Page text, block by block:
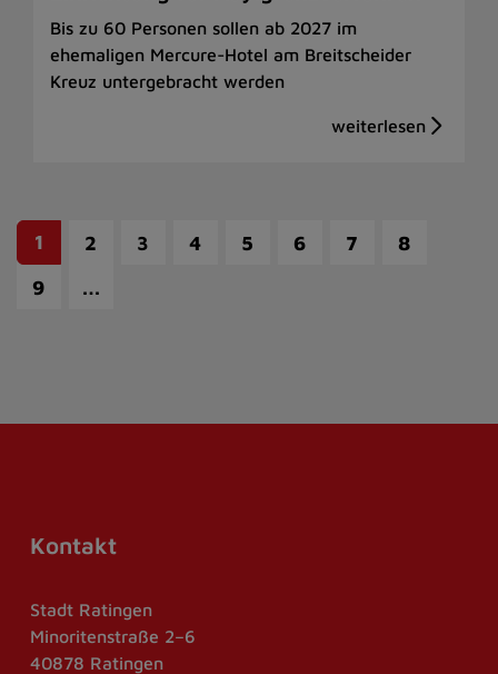
Bis zu 60 Personen sollen ab 2027 im
ehemaligen Mercure-Hotel am Breitscheider
Kreuz untergebracht werden
1 2 3 4 5 6 7
8
9
…
Kontakt
Stadt Ratingen
Minoritenstraße 2–6
40878 Ratingen